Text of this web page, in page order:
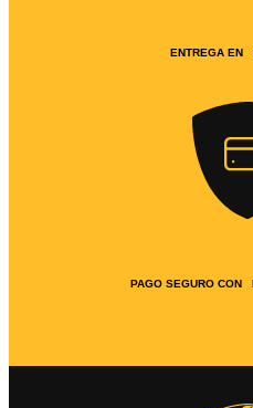
ENTREGA EN
PAGO SEGURO CON